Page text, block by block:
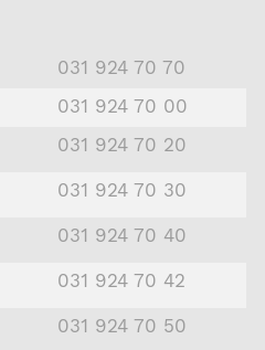
031 924 70 70
031 924 70 00
031 924 70 20
031 924 70 30
031 924 70 40
031 924 70 42
031 924 70 50